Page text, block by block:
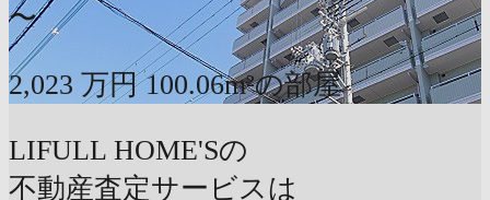
〜
2,023 万円 100.06m²の部屋
LIFULL HOME'Sの
不動産査定サービスは